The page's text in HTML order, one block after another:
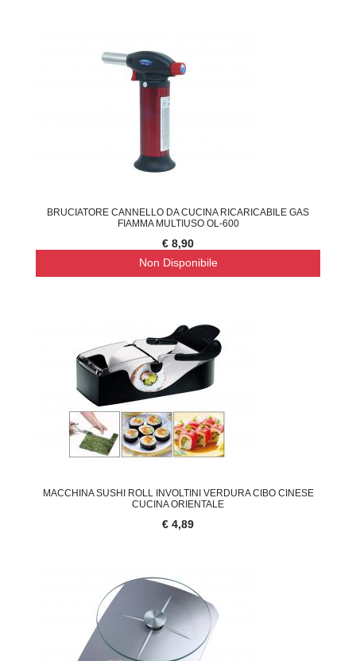
BRUCIATORE CANNELLO DA CUCINA RICARICABILE GAS
FIAMMA MULTIUSO OL-600
€ 8,90
Non Disponibile
MACCHINA SUSHI ROLL INVOLTINI VERDURA CIBO CINESE
CUCINA ORIENTALE
€ 4,89